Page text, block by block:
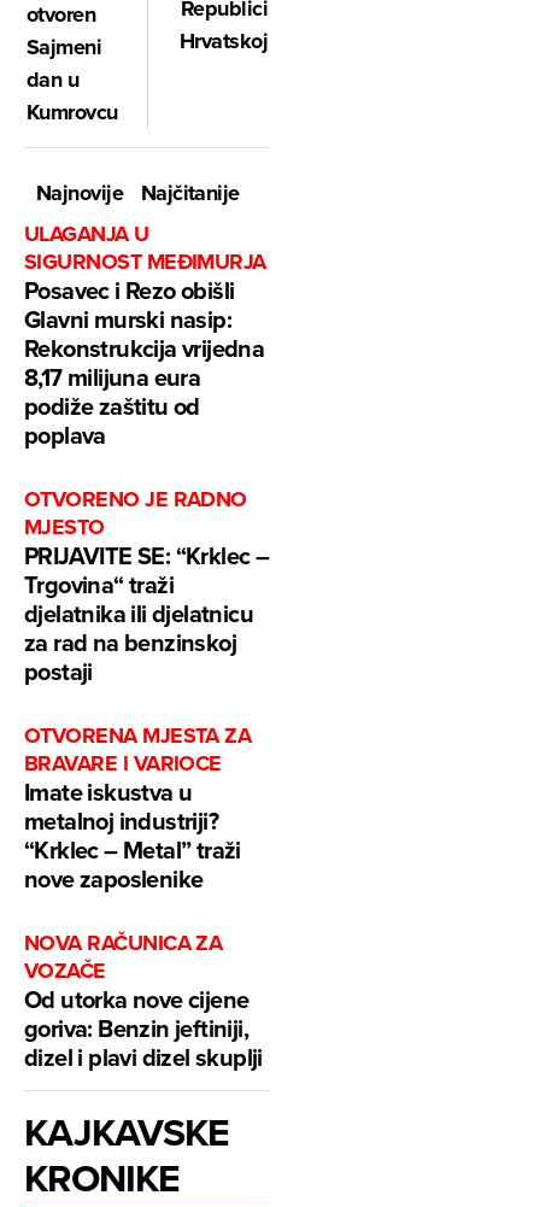
otvoren
Sajmeni
dan u
Kumrovcu
Republici
Hrvatskoj
Najnovije
Najčitanije
ULAGANJA U
SIGURNOST MEĐIMURJA
Posavec i Rezo obišli
Glavni murski nasip:
Rekonstrukcija vrijedna
8,17 milijuna eura
podiže zaštitu od
poplava
OTVORENO JE RADNO
MJESTO
PRIJAVITE SE: “Krklec –
Trgovina“ traži
djelatnika ili djelatnicu
za rad na benzinskoj
postaji
OTVORENA MJESTA ZA
BRAVARE I VARIOCE
Imate iskustva u
metalnoj industriji?
“Krklec – Metal” traži
nove zaposlenike
NOVA RAČUNICA ZA
VOZAČE
Od utorka nove cijene
goriva: Benzin jeftiniji,
dizel i plavi dizel skuplji
KAJKAVSKE
KRONIKE